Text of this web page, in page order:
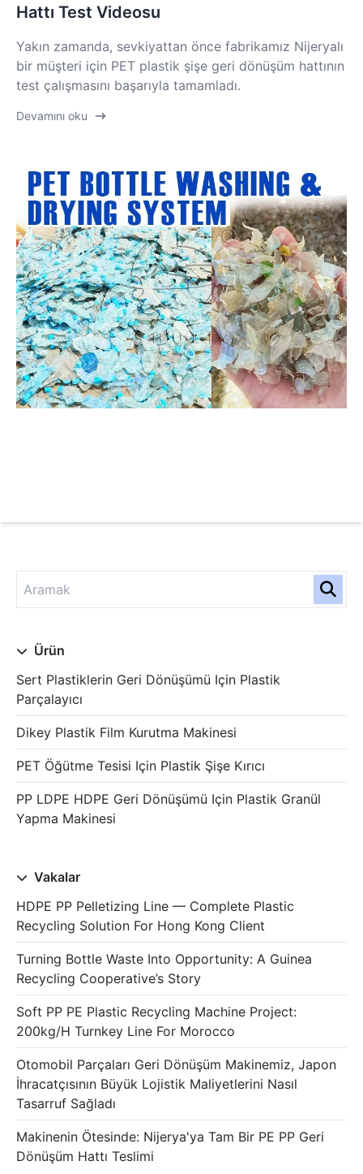
Ürün
Sert Plastiklerin Geri Dönüşümü Için Plastik
Parçalayıcı
Dikey Plastik Film Kurutma Makinesi
PET Öğütme Tesisi Için Plastik Şişe Kırıcı
PP LDPE HDPE Geri Dönüşümü Için Plastik Granül
Yapma Makinesi
Vakalar
HDPE PP Pelletizing Line — Complete Plastic
Recycling Solution For Hong Kong Client
Turning Bottle Waste Into Opportunity: A Guinea
Recycling Cooperative’s Story
Soft PP PE Plastic Recycling Machine Project:
200kg/h Turnkey Line For Morocco
Otomobil Parçaları Geri Dönüşüm Makinemiz, Japon
İhracatçısının Büyük Lojistik Maliyetlerini Nasıl
Tasarruf Sağladı
Makinenin Ötesinde: Nijerya'ya Tam Bir PE PP Geri
Dönüşüm Hattı Teslimi
Hattı Test Videosu
Yakın zamanda, sevkiyattan önce fabrikamız Nijeryalı
bir müşteri için PET plastik şişe geri dönüşüm hattının
test çalışmasını başarıyla tamamladı.
Devamını oku